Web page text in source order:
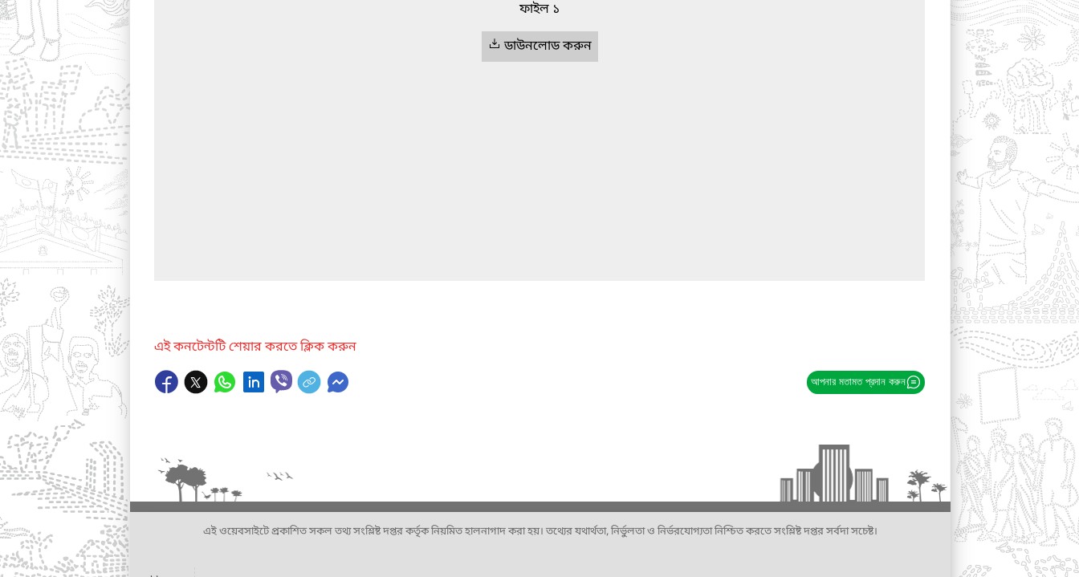
ফাইল ১
ডাউনলোড করুন
এই কনটেন্টটি শেয়ার করতে ক্লিক করুন
আপনার মতামত প্রদান করুন
এই ওয়েবসাইটে প্রকাশিত সকল তথ্য সংশ্লিষ্ট দপ্তর কর্তৃক নিয়মিত হালনাগাদ করা হয়। তথ্যের যথার্থতা, নির্ভুলতা ও নির্ভরযোগ্যতা নিশ্চিত করতে সংশ্লিষ্ট দপ্তর সর্বদা সচেষ্ট।